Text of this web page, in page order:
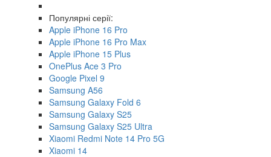
Популярні серії:
Apple iPhone 16 Pro
Apple iPhone 16 Pro Max
Apple iPhone 15 Plus
OnePlus Ace 3 Pro
Google Pixel 9
Samsung A56
Samsung Galaxy Fold 6
Samsung Galaxy S25
Samsung Galaxy S25 Ultra
Xiaomi Redmi Note 14 Pro 5G
Xiaomi 14